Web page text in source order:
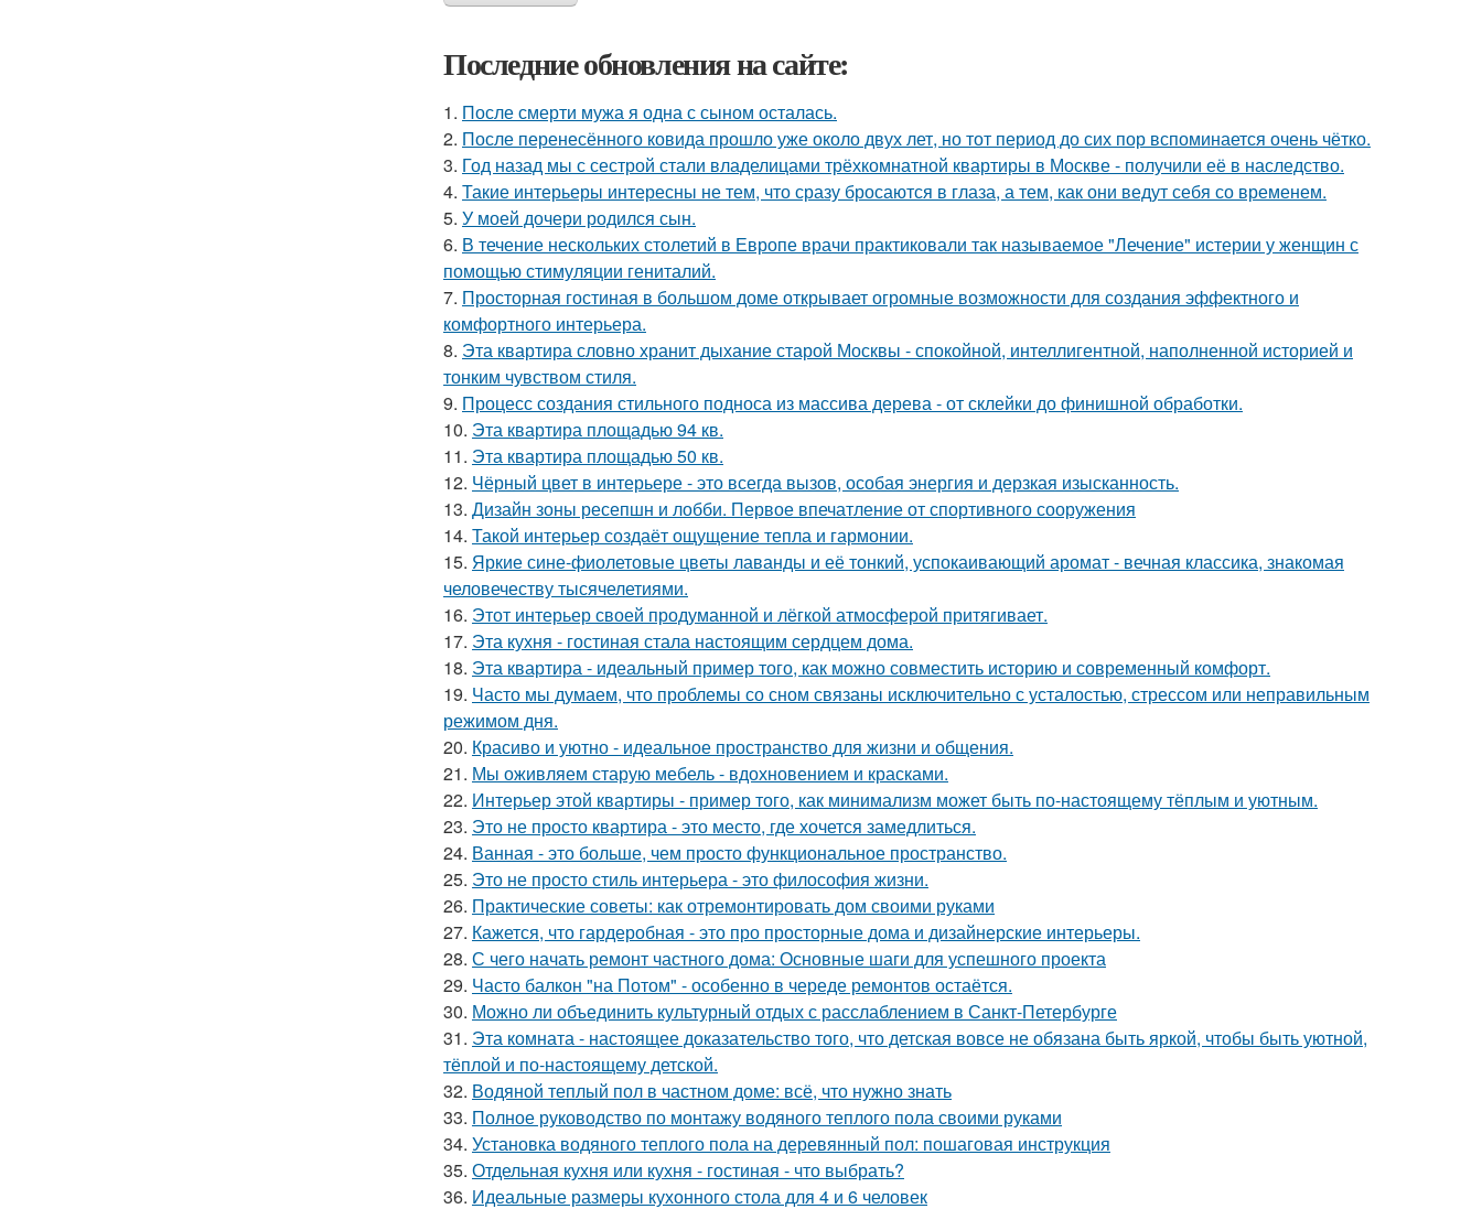
Последние обновления на сайте:
1. После смерти мужа я одна с сыном осталась.
2. После перенесённого ковида прошло уже около двух лет, но тот период до сих пор вспоминается очень чётко.
3. Год назад мы с сестрой стали владелицами трёхкомнатной квартиры в Москве - получили её в наследство.
4. Такие интерьеры интересны не тем, что сразу бросаются в глаза, а тем, как они ведут себя со временем.
5. У моей дочери родился сын.
6. В течение нескольких столетий в Европе врачи практиковали так называемое "Лечение" истерии у женщин с
помощью стимуляции гениталий.
7. Просторная гостиная в большом доме открывает огромные возможности для создания эффектного и
комфортного интерьера.
8. Эта квартира словно хранит дыхание старой Москвы - спокойной, интеллигентной, наполненной историей и
тонким чувством стиля.
9. Процесс создания стильного подноса из массива дерева - от склейки до финишной обработки.
10. Эта квартира площадью 94 кв.
11. Эта квартира площадью 50 кв.
12. Чёрный цвет в интерьере - это всегда вызов, особая энергия и дерзкая изысканность.
13. Дизайн зоны ресепшн и лобби. Первое впечатление от спортивного сооружения
14. Такой интерьер создаёт ощущение тепла и гармонии.
15. Яркие сине-фиолетовые цветы лаванды и её тонкий, успокаивающий аромат - вечная классика, знакомая
человечеству тысячелетиями.
16. Этот интерьер своей продуманной и лёгкой атмосферой притягивает.
17. Эта кухня - гостиная стала настоящим сердцем дома.
18. Эта квартира - идеальный пример того, как можно совместить историю и современный комфорт.
19. Часто мы думаем, что проблемы со сном связаны исключительно с усталостью, стрессом или неправильным
режимом дня.
20. Красиво и уютно - идеальное пространство для жизни и общения.
21. Мы оживляем старую мебель - вдохновением и красками.
22. Интерьер этой квартиры - пример того, как минимализм может быть по-настоящему тёплым и уютным.
23. Это не просто квартира - это место, где хочется замедлиться.
24. Ванная - это больше, чем просто функциональное пространство.
25. Это не просто стиль интерьера - это философия жизни.
26. Практические советы: как отремонтировать дом своими руками
27. Кажется, что гардеробная - это про просторные дома и дизайнерские интерьеры.
28. С чего начать ремонт частного дома: Основные шаги для успешного проекта
29. Часто балкон "на Потом" - особенно в череде ремонтов остаётся.
30. Можно ли объединить культурный отдых с расслаблением в Санкт-Петербурге
31. Эта комната - настоящее доказательство того, что детская вовсе не обязана быть яркой, чтобы быть уютной,
тёплой и по-настоящему детской.
32. Водяной теплый пол в частном доме: всё, что нужно знать
33. Полное руководство по монтажу водяного теплого пола своими руками
34. Установка водяного теплого пола на деревянный пол: пошаговая инструкция
35. Отдельная кухня или кухня - гостиная - что выбрать?
36. Идеальные размеры кухонного стола для 4 и 6 человек